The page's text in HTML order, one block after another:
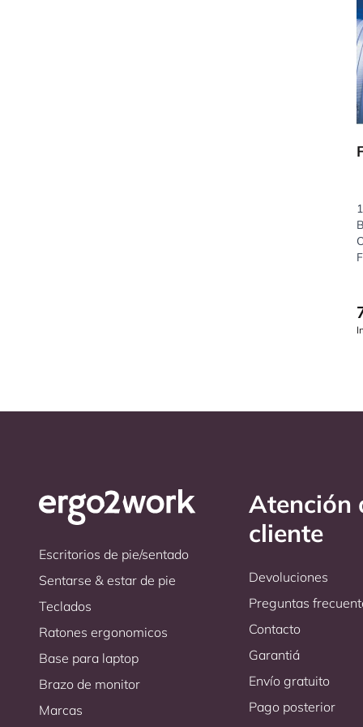
Escritorios de pie/sentado
Sentarse & estar de pie
Teclados
Ratones ergonomicos
Base para laptop
Brazo de monitor
Marcas
Atención
cliente
Devoluciones
Preguntas
Contacto
Garantiá
Envío gratuito
Pago posterior